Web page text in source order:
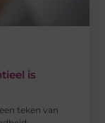
is
teken van